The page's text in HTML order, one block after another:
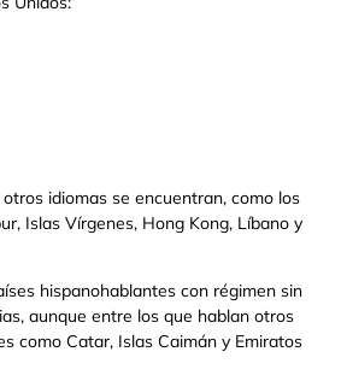
idiomas se encuentran, como los
Islas Vírgenes, Hong Kong, Líbano y
hispanohablantes con régimen sin
aunque entre los que hablan otros
como Catar, Islas Caimán y Emiratos